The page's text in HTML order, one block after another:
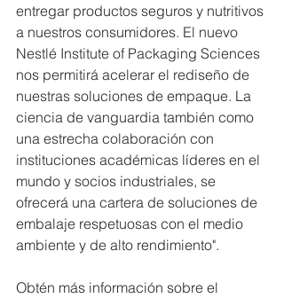
entregar productos seguros y nutritivos
a nuestros consumidores. El nuevo
Nestlé Institute of Packaging Sciences
nos permitirá acelerar el rediseño de
nuestras soluciones de empaque. La
ciencia de vanguardia también como
una estrecha colaboración con
instituciones académicas líderes en el
mundo y socios industriales, se
ofrecerá una cartera de soluciones de
embalaje respetuosas con el medio
ambiente y de alto rendimiento".
Obtén más información sobre el